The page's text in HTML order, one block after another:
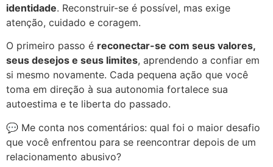
identidade. Reconstruir-se é possível, mas exige
atenção, cuidado e coragem.
O primeiro passo é reconectar-se com seus valores,
seus desejos e seus limites, aprendendo a confiar em
si mesmo novamente. Cada pequena ação que você
toma em direção à sua autonomia fortalece sua
autoestima e te liberta do passado.
💬 Me conta nos comentários: qual foi o maior desafio
que você enfrentou para se reencontrar depois de um
relacionamento abusivo?